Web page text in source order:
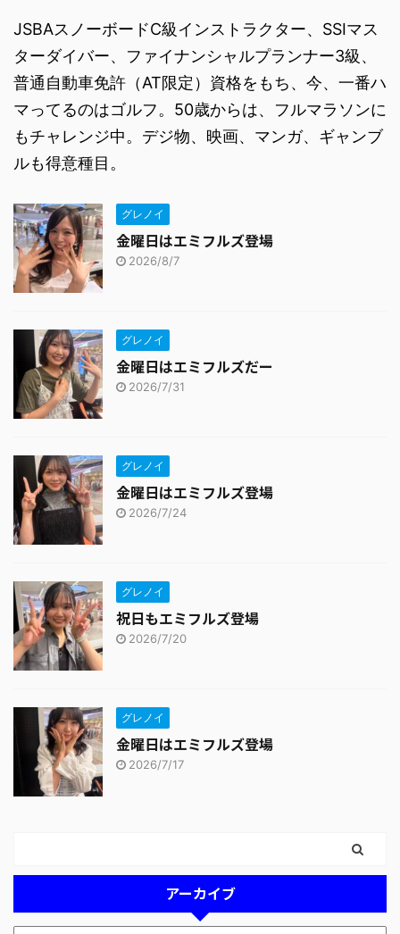
JSBAスノーボードC級インストラクター、SSIマス
ターダイバー、ファイナンシャルプランナー3級、
普通自動車免許（AT限定）資格をもち、今、一番ハ
マってるのはゴルフ。50歳からは、フルマラソンに
もチャレンジ中。デジ物、映画、マンガ、ギャンブ
ルも得意種目。
グレノイ
金曜日はエミフルズ登場
2026/8/7
グレノイ
金曜日はエミフルズだー
2026/7/31
グレノイ
金曜日はエミフルズ登場
2026/7/24
グレノイ
祝日もエミフルズ登場
2026/7/20
グレノイ
金曜日はエミフルズ登場
2026/7/17
アーカイブ